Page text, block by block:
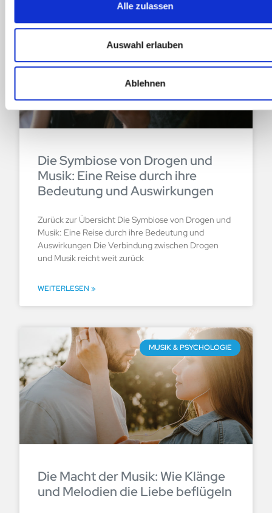
Alle zulassen
Auswahl erlauben
Ablehnen
ALLGEMEIN
Die Symbiose von Drogen und
Musik: Eine Reise durch ihre
Bedeutung und Auswirkungen
Zurück zur Übersicht Die Symbiose von Drogen und
Musik: Eine Reise durch ihre Bedeutung und
Auswirkungen Die Verbindung zwischen Drogen
und Musik reicht weit zurück
WEITERLESEN »
MUSIK & PSYCHOLOGIE
Die Macht der Musik: Wie Klänge
und Melodien die Liebe beflügeln